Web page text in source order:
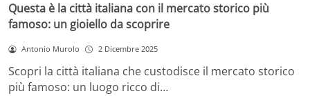
Questa è la città italiana con il mercato storico più
famoso: un gioiello da scoprire
Antonio Murolo 2 Dicembre 2025
Scopri la città italiana che custodisce il mercato storico
più famoso: un luogo ricco di…